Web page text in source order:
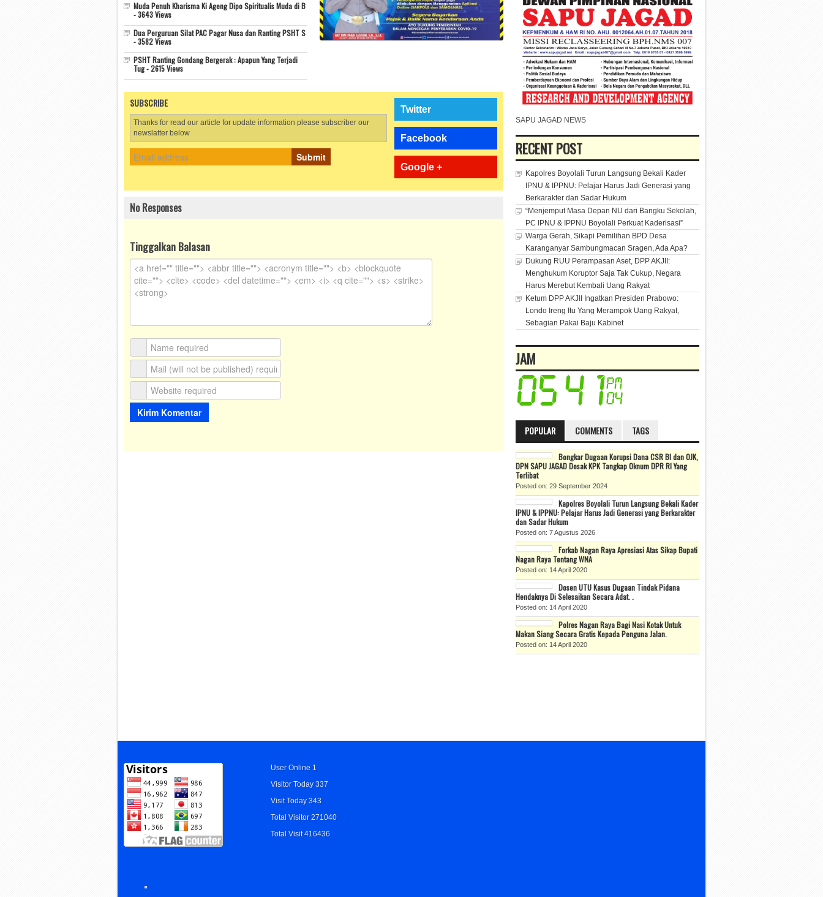
Muda Penuh Kharisma Ki Ageng Dipo Spiritualis Muda di B
- 3643 Views
Dua Perguruan Silat PAC Pagar Nusa dan Ranting PSHT S
- 3582 Views
PSHT Ranting Gondang Bergerak : Apapun Yang Terjadi
Tug - 2615 Views
SUBSCRIBE
Thanks for read our article for update information please subscriber our
newslatter below
Submit
Twitter
Facebook
Google +
No Responses
Tinggalkan Balasan
SAPU JAGAD NEWS
RECENT POST
Kapolres Boyolali Turun Langsung Bekali Kader
IPNU & IPPNU: Pelajar Harus Jadi Generasi yang
Berkarakter dan Sadar Hukum
“Menjemput Masa Depan NU dari Bangku Sekolah,
PC IPNU & IPPNU Boyolali Perkuat Kaderisasi”
Warga Gerah, Sikapi Pemilihan BPD Desa
Karanganyar Sambungmacan Sragen, Ada Apa?
Dukung RUU Perampasan Aset, DPP AKJII:
Menghukum Koruptor Saja Tak Cukup, Negara
Harus Merebut Kembali Uang Rakyat
Ketum DPP AKJII Ingatkan Presiden Prabowo:
Londo Ireng Itu Yang Merampok Uang Rakyat,
Sebagian Pakai Baju Kabinet
JAM
POPULAR COMMENTS TAGS
Bongkar Dugaan Korupsi Dana CSR BI dan OJK,
DPN SAPU JAGAD Desak KPK Tangkap Oknum DPR RI Yang
Terlibat
Posted on: 29 September 2024
Kapolres Boyolali Turun Langsung Bekali Kader
IPNU & IPPNU: Pelajar Harus Jadi Generasi yang Berkarakter
dan Sadar Hukum
Posted on: 7 Agustus 2026
Forkab Nagan Raya Apresiasi Atas Sikap Bupati
Nagan Raya Tentang WNA
Posted on: 14 April 2020
Dosen UTU Kasus Dugaan Tindak Pidana
Hendaknya Di Selesaikan Secara Adat. .
Posted on: 14 April 2020
Polres Nagan Raya Bagi Nasi Kotak Untuk
Makan Siang Secara Gratis Kepada Penguna Jalan.
Posted on: 14 April 2020
User Online 1
Visitor Today 337
Visit Today 343
Total Visitor 271040
Total Visit 416436